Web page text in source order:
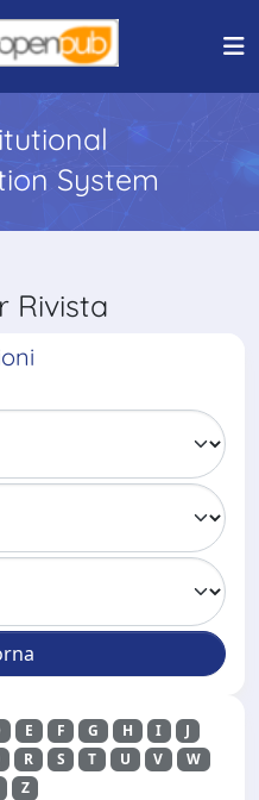
System
Rivista
E F G H I
J
R S T U V
W
Z